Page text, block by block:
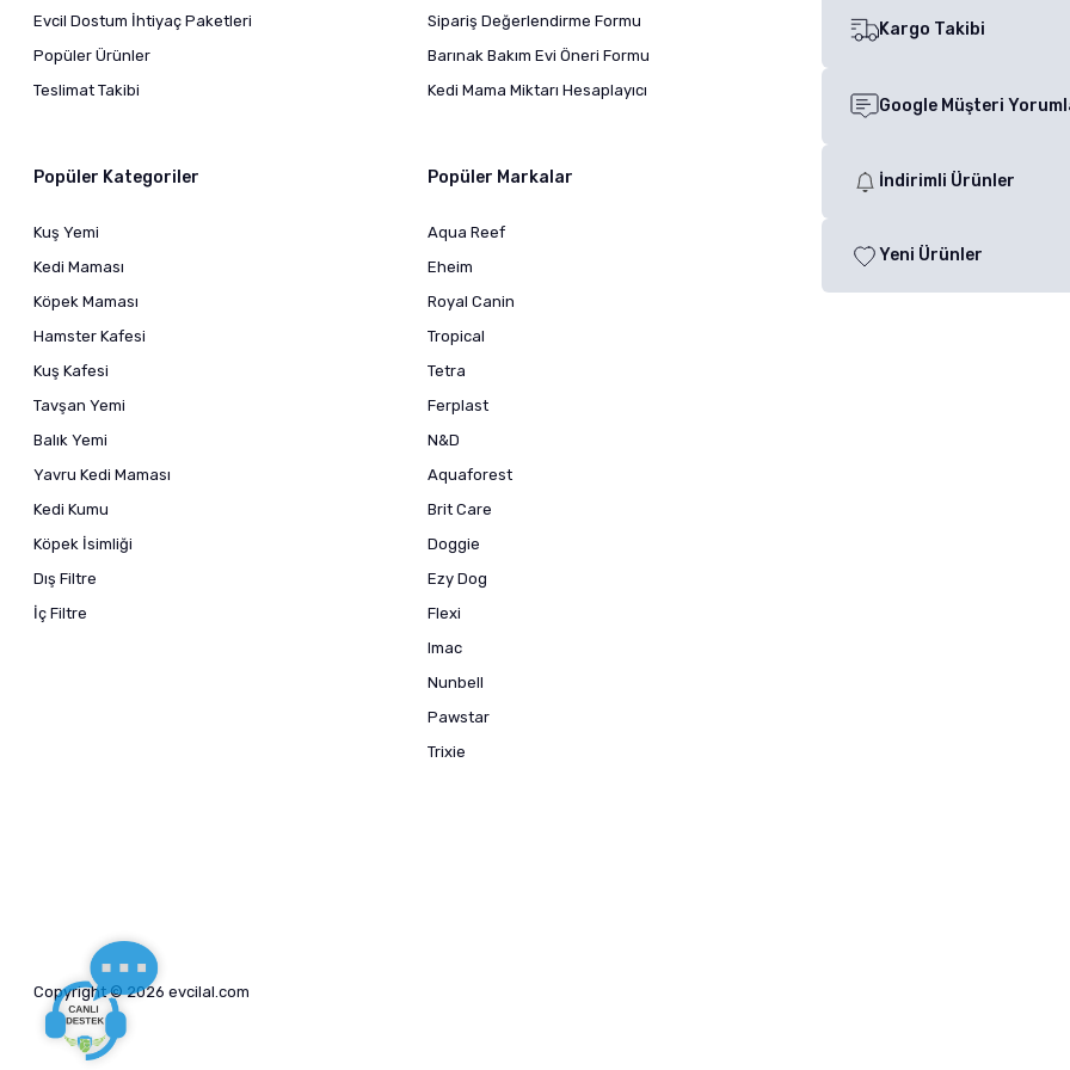
Evcil Dostum İhtiyaç Paketleri
Popüler Ürünler
Teslimat Takibi
Sipariş Değerlendirme Formu
Barınak Bakım Evi Öneri Formu
Kedi Mama Miktarı Hesaplayıcı
Popüler Kategoriler
Kuş Yemi
Kedi Maması
Köpek Maması
Hamster Kafesi
Kuş Kafesi
Tavşan Yemi
Balık Yemi
Yavru Kedi Maması
Kedi Kumu
Köpek İsimliği
Dış Filtre
İç Filtre
Popüler Markalar
Aqua Reef
Eheim
Royal Canin
Tropical
Tetra
Ferplast
N&D
Aquaforest
Brit Care
Doggie
Ezy Dog
Flexi
Imac
Nunbell
Pawstar
Trixie
Kargo Takibi
Google Müşteri
İndirimli Ürünler
Yeni Ürünler
Copyright © 2026 evcilal.com